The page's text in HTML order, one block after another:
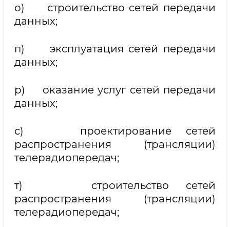
о) строительство сетей передачи
данных;
п) эксплуатация сетей передачи
данных;
р) оказание услуг сетей передачи
данных;
с) проектирование сетей
распространения (трансляции)
телерадиопередач;
т) строительство сетей
распространения (трансляции)
телерадиопередач;